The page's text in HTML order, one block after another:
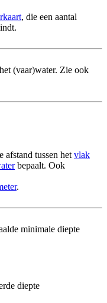
, die een aantal
(vaar)water. Zie ook
afstand tussen het vlak
bepaalt. Ook
.
minimale diepte
diepte